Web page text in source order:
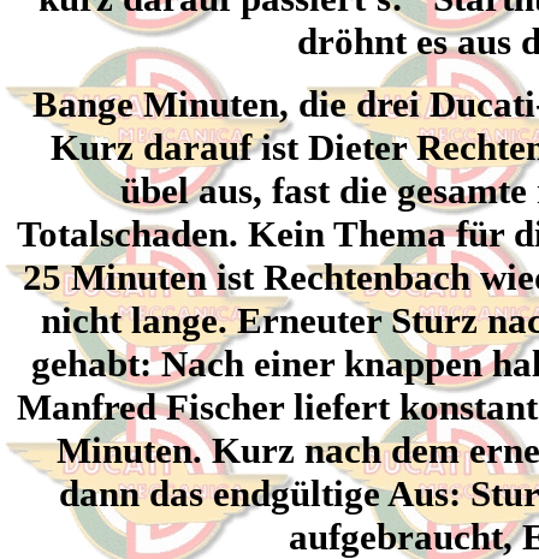
dröhnt es aus
Bange Minuten, die drei
Kurz darauf ist Dieter
übel aus, fast die
Totalschaden. Kein Thema für
25 Minuten ist Rechtenbach
nicht lange. Erneuter Sturz
gehabt: Nach einer knappen
Manfred Fischer liefert
Minuten. Kurz nach dem
dann das endgültige Aus:
aufgebraucht,